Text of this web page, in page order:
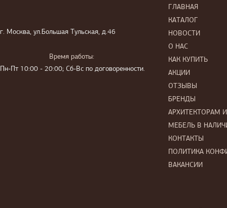
г. Москва, ул.Большая Тульская, д.46
Время работы:
Пн-Пт 10:00 - 20:00; Сб-Вс по договоренности.
ГЛАВНАЯ
КАТАЛОГ
НОВОСТИ
О НАС
КАК КУПИТЬ
АКЦИИ
ОТЗЫВЫ
БРЕНДЫ
АРХИТЕКТОРАМ
МЕБЕЛЬ В
КОНТАКТЫ
ПОЛИТИКА
ВАКАНСИИ